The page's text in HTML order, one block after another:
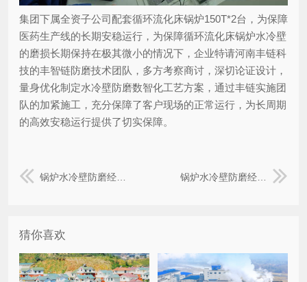
集团下属全资子公司配套循环流化床锅炉150T*2台，为保障
医药生产线的长期安稳运行，为保障循环流化床锅炉水冷壁
的磨损长期保持在极其微小的情况下，企业特请河南丰链科
技的丰智链防磨技术团队，多方考察商讨，深切论证设计，
量身优化制定水冷壁防磨数智化工艺方案，通过丰链实施团
队的加紧施工，充分保障了客户现场的正常运行，为长周期
的高效安稳运行提供了切实保障。
锅炉水冷壁防磨经纬网格栅业绩案例:山西介休某热电厂企业 锅炉水冷壁防磨经纬网格栅业绩案例:山东能源龙口集团下属海阳某热电公司
猜你喜欢